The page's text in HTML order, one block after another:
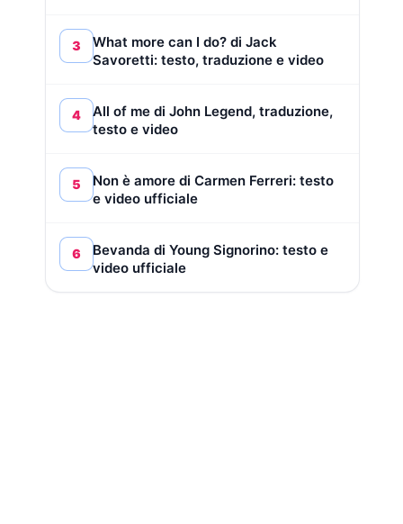
3
What more can I do? di Jack
Savoretti: testo, traduzione e video
4
All of me di John Legend, traduzione,
testo e video
5
Non è amore di Carmen Ferreri: testo
e video ufficiale
6
Bevanda di Young Signorino: testo e
video ufficiale